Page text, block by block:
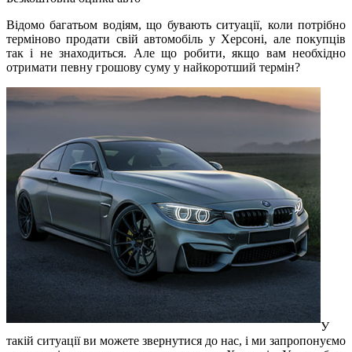
Відомо багатьом водіям, що бувають ситуації, коли потрібно
терміново продати свій автомобіль у Херсоні, але покупців
так і не знаходиться. Але що робити, якщо вам необхідно
отримати певну грошову суму у найкоротший термін?
У
такій ситуації ви можете звернутися до нас, і ми запропонуємо